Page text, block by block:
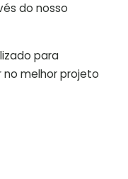
do nosso
para
no melhor projeto